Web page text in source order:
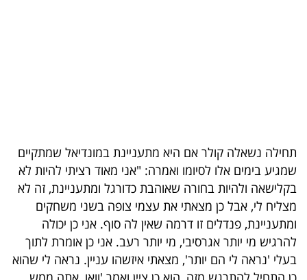
המילון
הכלכלי
פודקאסט
40
UNDER
תחילה נשאלה קולר אם היא מתעניינת במונדיאל שמתקיים
שמגיע בימים אלו לסיומו ואמרה: "אני מאוד רציתי להיות לא
בקלישאה ולהיות בחורה שאוהבת כדורגל ומתעניינת, זה לא
מצליח לי, אבל כן מצאתי את עצמי צופה בשני משחקים
ומתעניינת, פנדלים זו דרמה שאין לה סוף. אני כן יכולה
להרגיש מי יותר אגרסיבי, מי יותר רעב. אני כן אומרת לתוך
בעלי 'נראה לי הם יותר', מצאתי איזשהו עניין. נראה לי שהוא